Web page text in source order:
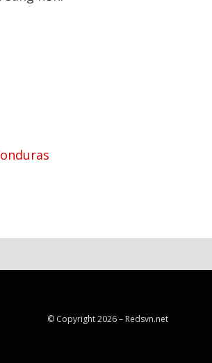
© Copyright 2026 – Redsvn.net